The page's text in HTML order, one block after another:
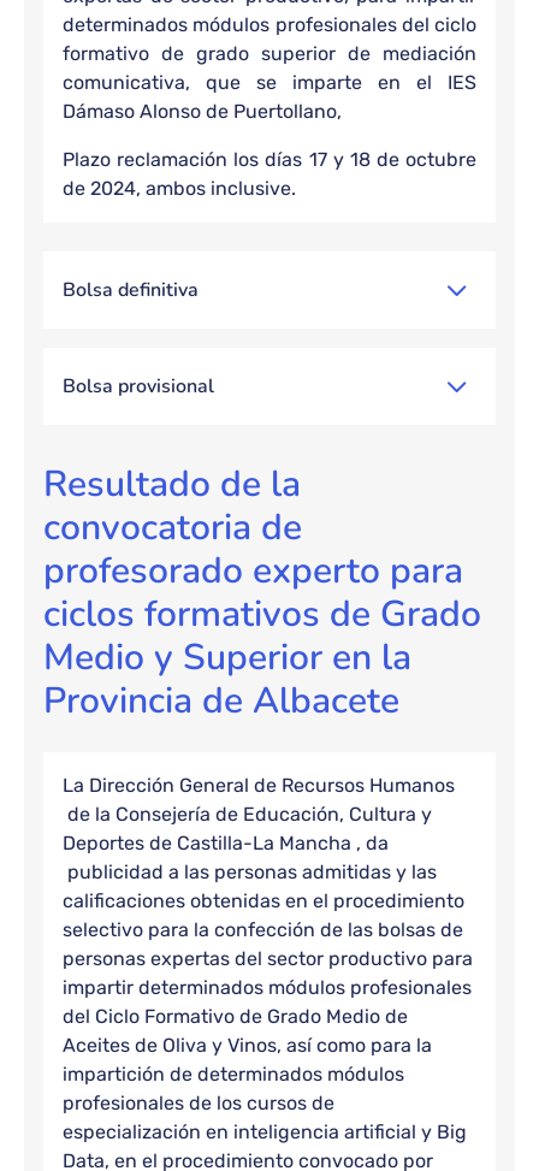
determinados módulos profesionales del ciclo
formativo de grado superior de mediación
comunicativa, que se imparte en el IES
Dámaso Alonso de Puertollano,
Plazo reclamación los días 17 y 18 de octubre
de 2024, ambos inclusive.
Bolsa definitiva
Bolsa provisional
Resultado de la
convocatoria de
profesorado experto para
ciclos formativos de Grado
Medio y Superior en la
Provincia de Albacete
La Dirección General de Recursos Humanos
de la Consejería de Educación, Cultura y
Deportes de Castilla-La Mancha , da
publicidad a las personas admitidas y las
calificaciones obtenidas en el procedimiento
selectivo para la confección de las bolsas de
personas expertas del sector productivo para
impartir determinados módulos profesionales
del Ciclo Formativo de Grado Medio de
Aceites de Oliva y Vinos, así como para la
impartición de determinados módulos
profesionales de los cursos de
especialización en inteligencia artificial y Big
Data, en el procedimiento convocado por